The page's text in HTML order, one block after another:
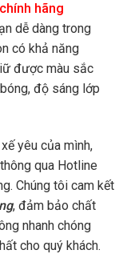
hãng
dễ dàng trong
có khả năng
được màu sắc
độ sáng lớp
yêu của mình,
qua Hotline
Chúng tôi cam kết
, đảm bảo chất
nhanh chóng
cho quý khách.